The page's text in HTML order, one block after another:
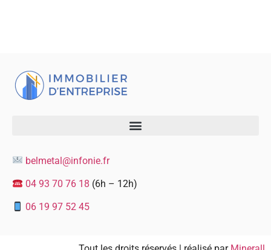
belmetal@infonie.fr
04 93 70 76 18 (6h – 12h)
06 19 97 52 45